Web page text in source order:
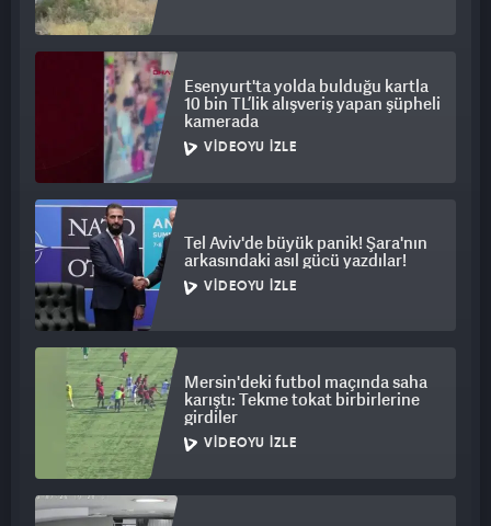
Esenyurt'ta yolda bulduğu kartla
10 bin TL’lik alışveriş yapan şüpheli
kamerada
VIDEOYU İZLE
Tel Aviv'de büyük panik! Şara'nın
arkasındaki asıl gücü yazdılar!
VIDEOYU İZLE
Mersin'deki futbol maçında saha
karıştı: Tekme tokat birbirlerine
girdiler
VIDEOYU İZLE